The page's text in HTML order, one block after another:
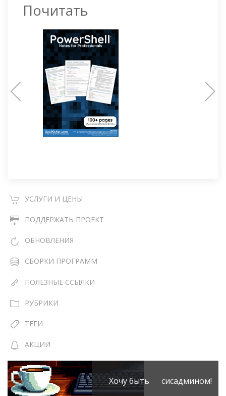
Почитать
УСЛУГИ И ЦЕНЫ
ПОДДЕРЖАТЬ ПРОЕКТ
ОБНОВЛЕНИЯ
СБОРКИ ПРОГРАММ
ПОЛЕЗНЫЕ ССЫЛКИ
РУБРИКИ
ТЕГИ
АКЦИИ
Хочу быть сисадмином!